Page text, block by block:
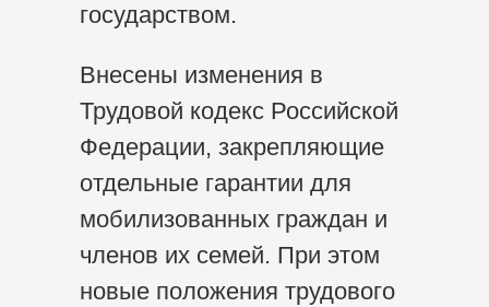
государством.
Внесены изменения в
Трудовой кодекс Российской
Федерации, закрепляющие
отдельные гарантии для
мобилизованных граждан и
членов их семей. При этом
новые положения трудового